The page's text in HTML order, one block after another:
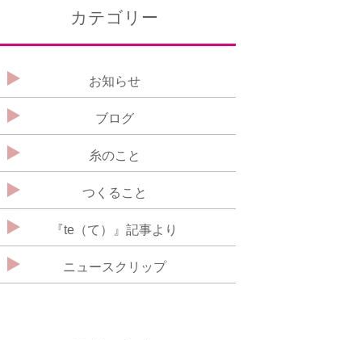
カテゴリー
お知らせ
ブログ
糸のこと
つくること
『te（て）』記事より
ニュースクリップ